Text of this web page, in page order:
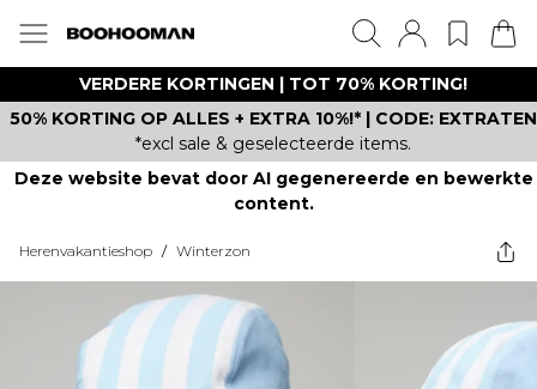
VERDERE KORTINGEN | TOT 70% KORTING!
50% KORTING OP ALLES + EXTRA 10%!* | CODE: EXTRATEN
*excl sale & geselecteerde items.
Deze website bevat door AI gegenereerde en bewerkte
content.
Herenvakantieshop / Winterzon